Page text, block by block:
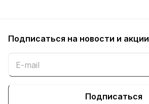
Подписаться на новости и акции
Подписаться